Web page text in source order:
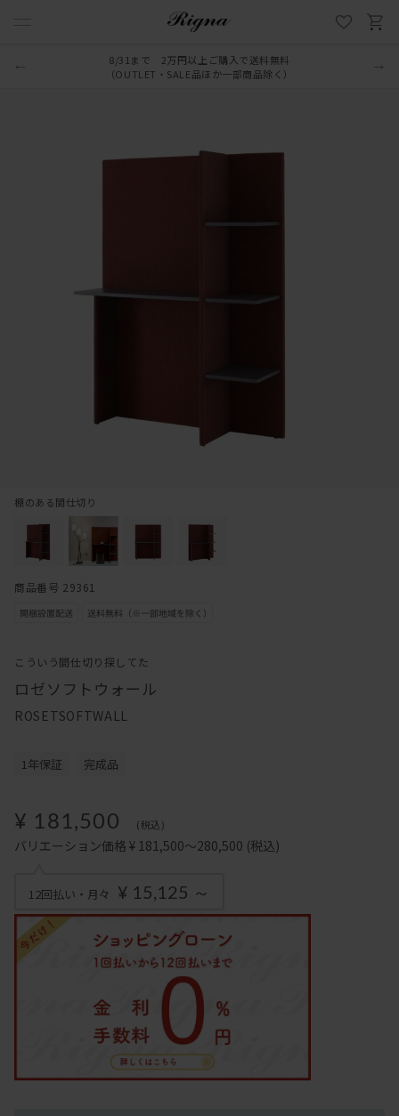
8/31まで 2万円以上ご購入で送料無料
（OUTLET・SALE品ほか一部商品除く）
こういう間仕切り探してた
ロゼソフトウォール
ROSETSOFTWALL
棚のある間仕切り
1年保証 完成品
¥ 181,500 (税込)
バリエーション価格 ¥ 181,500～280,500 (税込)
12回払い・月々 ¥ 15,125 ～
商品番号 29361